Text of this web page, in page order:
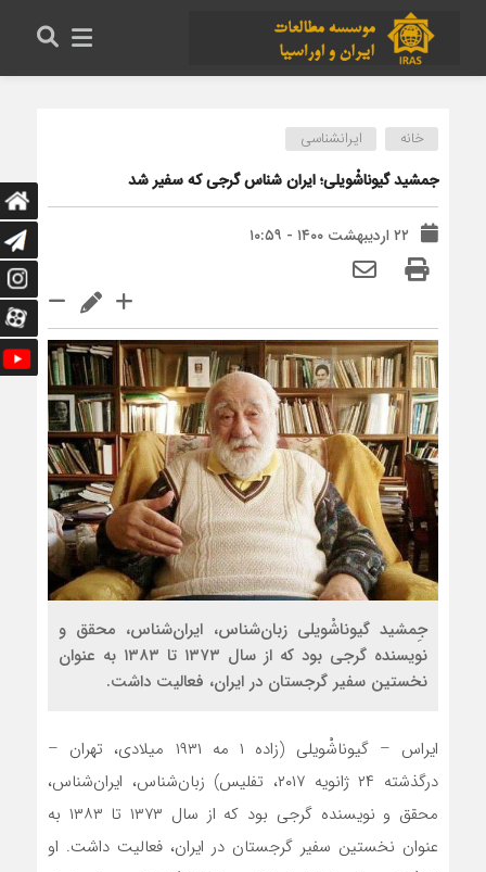
خانه ایرانشناسی
جمشید گیوناشْویلی؛ ایران شناس گرجی که سفیر شد
۲۲ اردیبهشت ۱۴۰۰ - ۱۰:۵۹
جِمشید گیوناشْویلی زبان‌شناس، ایران‌شناس، محقق و
نویسنده گرجی بود که از سال ۱۳۷۳ تا ۱۳۸۳ به عنوان
نخستین سفیر گرجستان در ایران، فعالیت داشت.
ایراس – گیوناشْویلی (زاده ۱ مه ۱۹۳۱ میلادی، تهران –
درگذشته ۲۴ ژانویه ۲۰۱۷، تفلیس) زبان‌شناس، ایران‌شناس،
محقق و نویسنده گرجی بود که از سال ۱۳۷۳ تا ۱۳۸۳ به
عنوان نخستین سفیر گرجستان در ایران، فعالیت داشت. او